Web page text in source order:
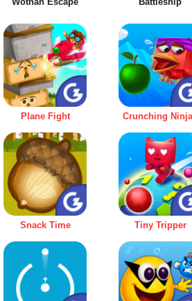
Plane Fight Crunching
Snack Time Tiny Tripper